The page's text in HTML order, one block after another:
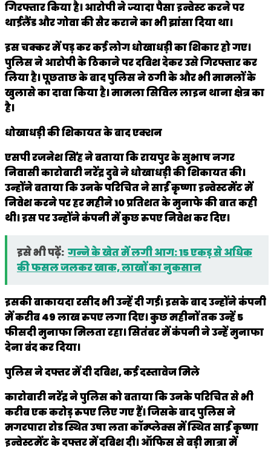
गिरफ्तार किया है। आरोपी ने ज्यादा पैसा इन्वेस्ट करने पर
थाईलैंड और गोवा की सैर कराने का भी झांसा दिया था।
इस चक्कर में पड़ कर कई लोग धोखाधड़ी का शिकार हो गए।
पुलिस ने आरोपी के ठिकाने पर दबिश देकर उसे गिरफ्तार कर
लिया है। पूछताछ के बाद पुलिस ने ठगी के और भी मामलों के
खुलासे का दावा किया है। मामला सिविल लाइन थाना क्षेत्र का
है।
धोखाधड़ी की शिकायत के बाद एक्शन
एसपी रजनेश सिंह ने बताया कि रायपुर के सुभाष नगर
निवासी कारोबारी नरेंद्र दुबे ने धोखाधड़ी की शिकायत की।
उन्होंने बताया कि उनके परिचित ने साईं कृष्णा इन्वेस्टमेंट में
निवेश करने पर हर महीने 10 प्रतिशत के मुनाफे की बात कही
थी। इस पर उन्होंने कंपनी में कुछ रुपए निवेश कर दिए।
इसे भी पढ़ें: गन्ने के खेत में लगी आग: 15 एकड़ से अधिक
की फसल जलकर खाक, लाखों का नुकसान
इसकी बाकायदा रसीद भी उन्हें दी गई। इसके बाद उन्होंने कंपनी
में करीब 49 लाख रुपए लगा दिए। कुछ महीनों तक उन्हें 5
फीसदी मुनाफा मिलता रहा। सितंबर में कंपनी ने उन्हें मुनाफा
देना बंद कर दिया।
पुलिस ने दफ्तर में दी दबिश, कई दस्तावेज मिले
कारोबारी नरेंद्र ने पुलिस को बताया कि उनके परिचित से भी
करीब एक करोड़ रुपए लिए गए हैं। जिसके बाद पुलिस ने
मगरपारा रोड स्थित उषा लता कॉम्प्लेक्स में स्थित साईं कृष्णा
इन्वेस्टमेंट के दफ्तर में दबिश दी। ऑफिस से बड़ी मात्रा में